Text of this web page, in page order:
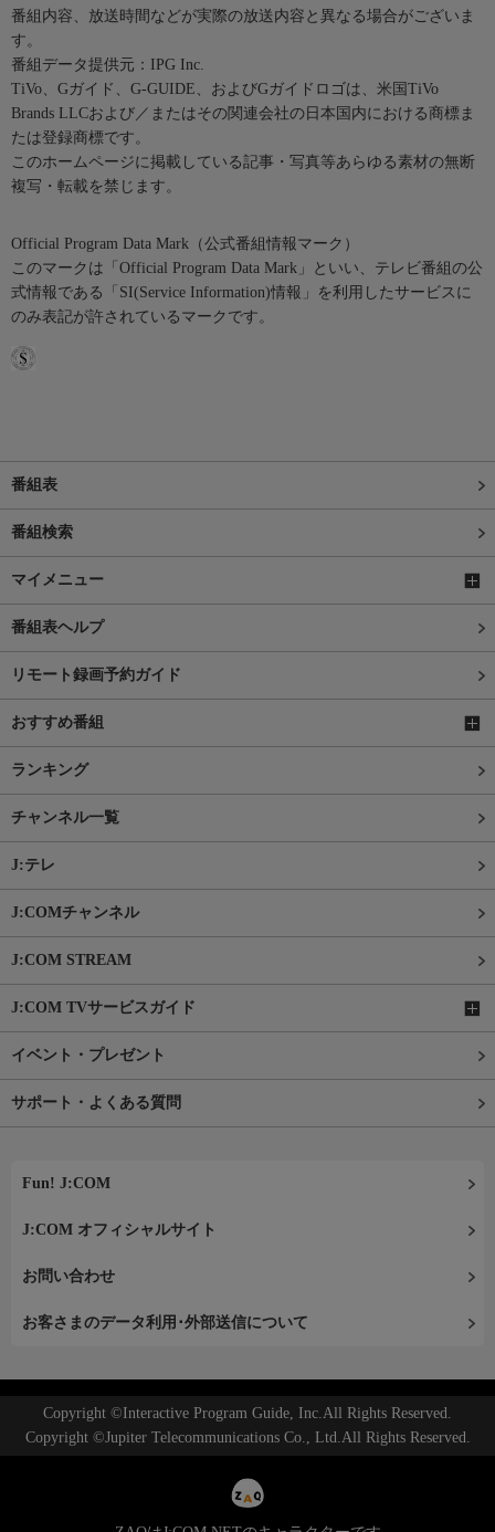
番組内容、放送時間などが実際の放送内容と異なる場合がございま
す。
番組データ提供元：IPG Inc.
TiVo、Gガイド、G-GUIDE、およびGガイドロゴは、米国TiVo
Brands LLCおよび／またはその関連会社の日本国内における商標ま
たは登録商標です。
このホームページに掲載している記事・写真等あらゆる素材の無断
複写・転載を禁じます。
Official Program Data Mark（公式番組情報マーク）
このマークは「Official Program Data Mark」といい、テレビ番組の公
式情報である「SI(Service Information)情報」を利用したサービスに
のみ表記が許されているマークです。
番組表
番組検索
マイメニュー
番組表ヘルプ
リモート録画予約ガイド
おすすめ番組
ランキング
チャンネル一覧
J:テレ
J:COMチャンネル
J:COM STREAM
J:COM TVサービスガイド
イベント・プレゼント
サポート・よくある質問
Fun! J:COM
J:COM オフィシャルサイト
お問い合わせ
お客さまのデータ利用･外部送信について
Copyright ©Interactive Program Guide, Inc.All Rights Reserved.
Copyright ©Jupiter Telecommunications Co., Ltd.All Rights Reserved.